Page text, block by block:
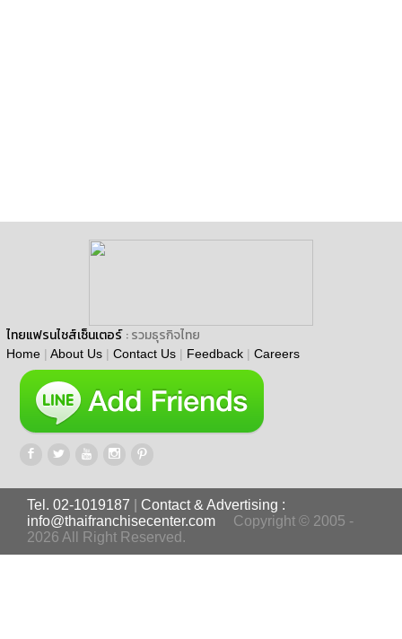
ไทยแฟรนไชส์เซ็นเตอร์ : รวมธุรกิจไทย
Home | About Us | Contact Us | Feedback | Careers
Tel. 02-1019187
Contact & Advertising :
info@thaifranchisecenter.com
Copyright © 2005 -
2026 All Right Reserved.